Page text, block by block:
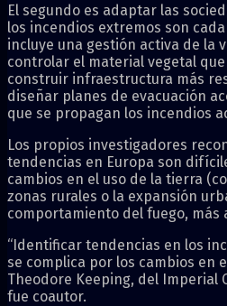
El segundo es adaptar las
los incendios extremos son
incluye una gestión activa de la
controlar el material vegetal
construir infraestructura más
diseñar planes de evacuación
que se propagan los incendios
Los propios investigadores
tendencias en Europa son
cambios en el uso de la tierra
zonas rurales o la expansión
comportamiento del fuego, más
“Identificar tendencias en los
se complica por los cambios en
Theodore Keeping, del Imperial
fue coautor.